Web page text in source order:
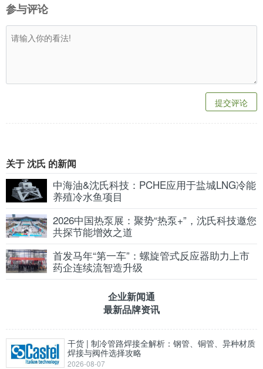
参与评论
提交评论
关于 沈氏 的新闻
中海油&沈氏科技：PCHE应用于盐城LNG冷能
养殖冷水鱼项目
2026中国热泵展：聚势“热泵+”，沈氏科技邀您
共探节能增效之道
首发马年“第一车”：螺旋管式反应器助力上市
药企连续流智造升级
企业新闻通
最新品牌资讯
干货 | 制冷管路焊接全解析：钢管、铜管、异种材质
焊接与阀件选择攻略
2026-08-07